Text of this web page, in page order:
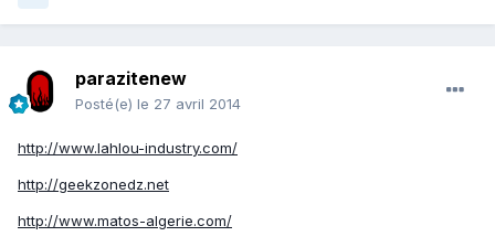
parazitenew
Posté(e) le 27 avril 2014
http://www.lahlou-industry.com/
http://geekzonedz.net
http://www.matos-algerie.com/